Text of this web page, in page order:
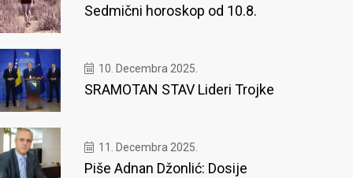
Sedmični horoskop od 10.8.
10. Decembra 2025.
SRAMOTAN STAV Lideri Trojke
11. Decembra 2025.
Piše Adnan Džonlić: Dosije